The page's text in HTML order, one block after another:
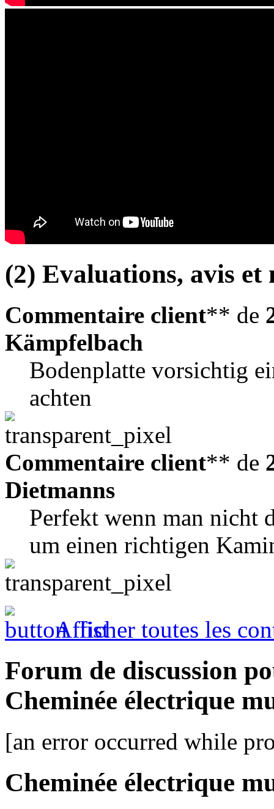
(2) Evaluations, avis et
Commentaire client** de
Kämpfelbach
Bodenplatte vorsichtig
achten
Commentaire client** de
Dietmanns
Perfekt wenn man nicht
um einen richtigen
Afficher toutes les
Forum de discussion
Cheminée électrique
[an error occurred while
Cheminée électrique